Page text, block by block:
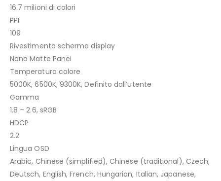
16.7 milioni di colori
PPI
109
Rivestimento schermo display
Nano Matte Panel
Temperatura colore
5000K, 6500K, 9300K, Definito dall’utente
Gamma
1.8 – 2.6, sRGB
HDCP
2.2
Lingua OSD
Arabic, Chinese (simplified), Chinese (traditional), Czech,
Deutsch, English, French, Hungarian, Italian, Japanese,